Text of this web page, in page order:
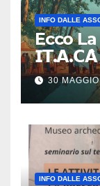
INFO DALLE
Ecco
𝗜𝗧.𝗔.𝗖𝗔̀
primo
30
INFO DALLE